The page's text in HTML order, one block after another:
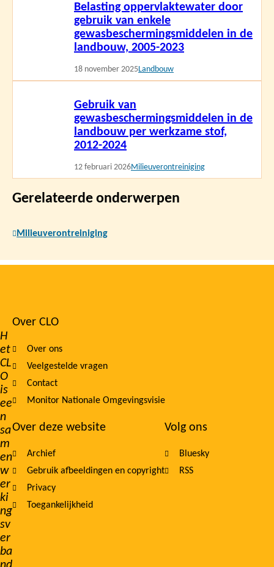
Belasting oppervlaktewater door
gebruik van enkele
gewasbeschermingsmiddelen in de
landbouw, 2005-2023
18 november 2025Landbouw
Gebruik van
gewasbeschermingsmiddelen in de
landbouw per werkzame stof,
2012-2024
12 februari 2026Milieuverontreiniging
Gerelateerde onderwerpen
Milieuverontreiniging
H
et
CL
O
is
ee
n
sa
m
en
w
er
ki
ng
sv
er
ba
Footer
navigation
Over CLO
Over ons
Veelgestelde vragen
Contact
Monitor Nationale Omgevingsvisie
Over deze website
Archief
Gebruik afbeeldingen en copyright
Privacy
Toegankelijkheid
Volg ons
Bluesky
RSS